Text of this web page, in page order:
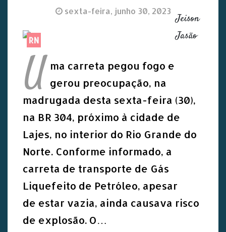
sexta-feira, junho 30, 2023
RN
Jeison
Jasão
U ma carreta pegou fogo e
gerou preocupação, na
madrugada desta sexta-feira (30),
na BR 304, próximo à cidade de
Lajes, no interior do Rio Grande do
Norte. Conforme informado, a
carreta de transporte de Gás
Liquefeito de Petróleo, apesar
de estar vazia, ainda causava risco
de explosão. O…